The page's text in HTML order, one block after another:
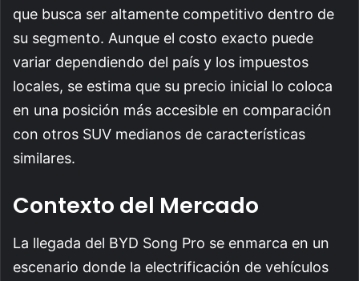
que busca ser altamente competitivo dentro de
su segmento. Aunque el costo exacto puede
variar dependiendo del país y los impuestos
locales, se estima que su precio inicial lo coloca
en una posición más accesible en comparación
con otros SUV medianos de características
similares.
Contexto del Mercado
La llegada del BYD Song Pro se enmarca en un
escenario donde la electrificación de vehículos